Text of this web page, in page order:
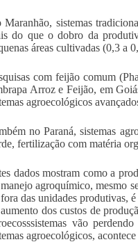
Maranhão, sistemas
do que o dobro da
áreas cultivadas (0,3 a
com feijão comum
Arroz e Feijão, em
agroecológicos
no Paraná, sistemas
fertilização com matéria
dados mostram como a
agroquímico, mesmo
das unidades produtivas,
dos custos de
vão
agroecológicos,